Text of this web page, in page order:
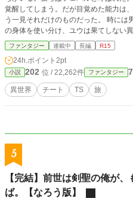
覚醒してしまう。だが目覚めた能力は
う一見それだけのものだった。 時には男、時には女。性別も能力も異なる二つ
の身体を使い分け、ユウは果てしない
章「二つの世界と二つの身体」連載中
から読み始めても楽しめると思います
にも同じ作品を置いています。
ファンタジー 連載中 長編 R15
24h.ポイント 2pt
小説 202 位 / 22,262件 ファンタジー
異世界 チート TS 旅
5
【完結】前世は剣聖の俺が
ば。【なろう版】